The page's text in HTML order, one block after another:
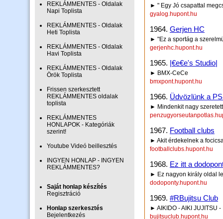
REKLÁMMENTES - Oldalak
Napi Toplista
REKLÁMMENTES - Oldalak
Heti Toplista
REKLÁMMENTES - Oldalak
Havi Toplista
REKLÁMMENTES - Oldalak
Örök Toplista
Frissen szerkesztett
REKLÁMMENTES oldalak
toplista
REKLÁMMENTES
HONLAPOK - Kategóriák
szerint!
Youtube Videó beillesztés
INGYEN HONLAP - INGYEN
REKLÁMMENTES?
Saját honlap készítés
Regisztráció
Honlap szerkesztés
Bejelentkezés
► " Egy Jó csapattal
gyalog.hupont.hu
1964. Gerjen HC
► "Ez a sportág a
gerjenhc.hupont.hu
1965. |€e€e's Studio|
► BMX-CeCe
bmxpont.hupont.hu
1966. Üdvözlünk a
► Mindenkit nagy
1967. Football clubs
► Akit érdekelnek a
footballclubs.hupont.hu
1968. Ez itt a
► Ez nagyon király oldal
dodoponty.hupont.hu
1969. #RBujitsu Club
► AIKIDO - AIKI JUJITSU -
bujitsuclub.hupont.hu